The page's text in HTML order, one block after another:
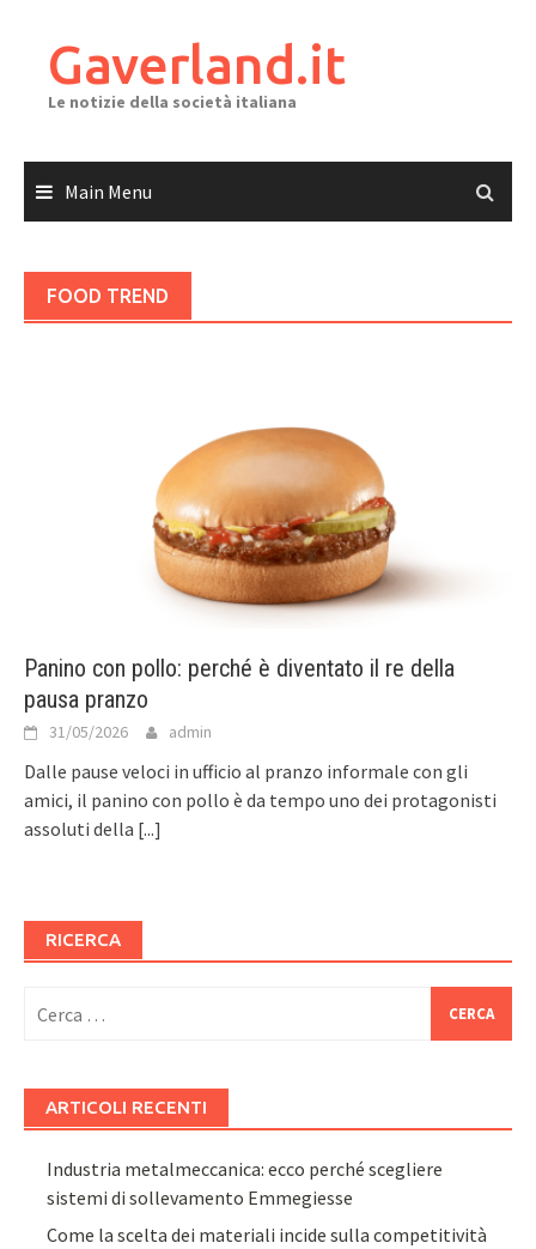
contentGaverland.it
Le notizie della società italiana
Main Menu
FOOD TREND
Panino con pollo: perché è diventato il re della
pausa pranzo
31/05/2026 admin
Dalle pause veloci in ufficio al pranzo informale con gli
amici, il panino con pollo è da tempo uno dei protagonisti
assoluti della [...]
RICERCA
per:
ARTICOLI RECENTI
Industria metalmeccanica: ecco perché scegliere
sistemi di sollevamento Emmegiesse
Come la scelta dei materiali incide sulla competitività